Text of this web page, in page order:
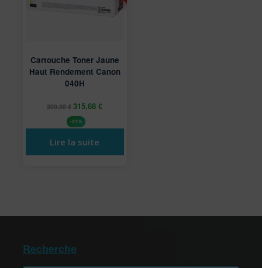
Cartouche Toner Jaune
Haut Rendement Canon
040H
399,99€ 315,68€
-21%
Lire la suite
Recherche